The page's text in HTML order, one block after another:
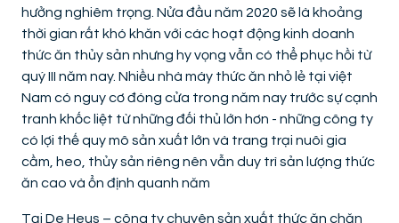
hưởng nghiêm trọng. Nửa đầu năm 2020 sẽ là khoảng
thời gian rất khó khăn với các hoạt động kinh doanh
thức ăn thủy sản nhưng hy vọng vẫn có thể phục hồi từ
quý III năm nay. Nhiều nhà máy thức ăn nhỏ lẻ tại việt
Nam có nguy cơ đóng cửa trong năm nay trước sự cạnh
tranh khốc liệt từ những đối thủ lớn hơn - những công ty
có lợi thế quy mô sản xuất lớn và trang trại nuôi gia
cầm, heo, thủy sản riêng nên vẫn duy trì sản lượng thức
ăn cao và ổn định quanh năm
Tại De Heus – công ty chuyên sản xuất thức ăn chăn